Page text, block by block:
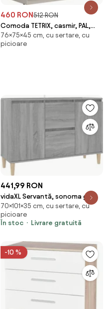
460 RON512 RON
Comoda TETRIX, casmir, PAL,
75x45x76 cm
76×75×45 cm, cu sertare, cu
picioare
441,99 RON
vidaXL Servantă, sonoma gri,
101x35x70 cm, lemn prelucrat
70×101×35 cm, cu sertare, cu
picioare
În stoc
Livrare gratuită
-10 %